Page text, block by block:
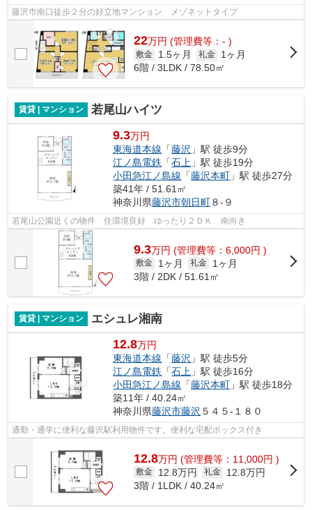
藤沢市南口徒歩２分の好立地マンション メゾネットタイプ
22万円 (管理費等：- )
敷金 1.5ヶ月 礼金
1ヶ月
6階 / 3LDK / 78.50㎡
賃貸 | マンション 若尾山ハイツ
9.3万円
東海道本線 「藤沢 」駅 徒歩9分
江ノ島電鉄 「石上 」駅 徒歩19分
小田急江ノ島線 「藤沢本町 」駅 徒歩27分
築41年 / 51.61㎡
神奈川県藤沢市朝日町８-９
若尾山公園近くの物件 住環境良好 ゆったり２ＤＫ 南向き
9.3万円 (管理費等：6,000円 )
敷金 1ヶ月 礼金
1ヶ月
3階 / 2DK / 51.61㎡
賃貸 | マンション エシュレ湘南
12.8万円
東海道本線 「藤沢 」駅 徒歩5分
江ノ島電鉄 「石上 」駅 徒歩16分
小田急江ノ島線 「藤沢本町 」駅 徒歩18分
築11年 / 40.24㎡
神奈川県藤沢市藤沢 ５４５-１８０
通勤・通学に便利な藤沢駅利用物件です。便利な宅配ボックス付き
12.8万円 (管理費等：11,000円 )
敷金 12.8万円 礼金
12.8万円
3階 / 1LDK / 40.24㎡